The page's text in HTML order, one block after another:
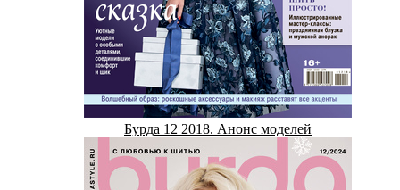
Бурда 12 2018. Анонс моделей